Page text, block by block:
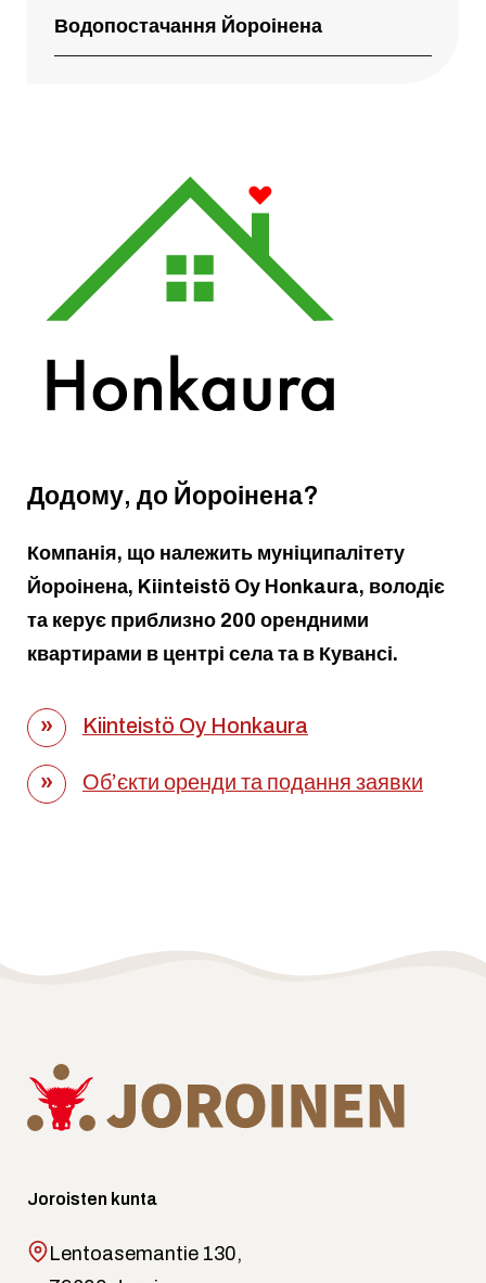
Водопостачання Йороінена
Додому, до Йороінена?
Компанія, що належить муніципалітету
Йороінена, Kiinteistö Oy Honkaura, володіє
та керує приблизно 200 орендними
квартирами в центрі села та в Кувансі.
Kiinteistö Oy Honkaura
Об’єкти оренди та подання заявки
Joroisten kunta
Lentoasemantie 130,